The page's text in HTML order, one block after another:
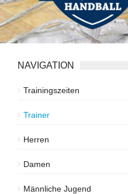
NAVIGATION
Trainingszeiten
Trainer
Herren
Damen
Männliche Jugend